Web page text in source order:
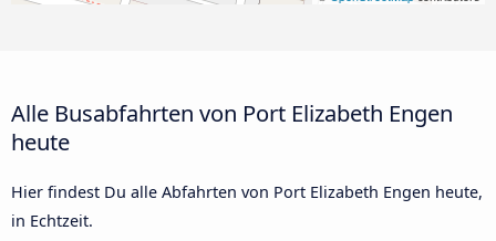
Alle Busabfahrten von Port Elizabeth Engen
heute
Hier findest Du alle Abfahrten von Port Elizabeth Engen heute,
in Echtzeit.